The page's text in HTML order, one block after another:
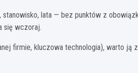
lata — bez punktów z
się wczoraj.
firmie, kluczowa technologia), warto ją